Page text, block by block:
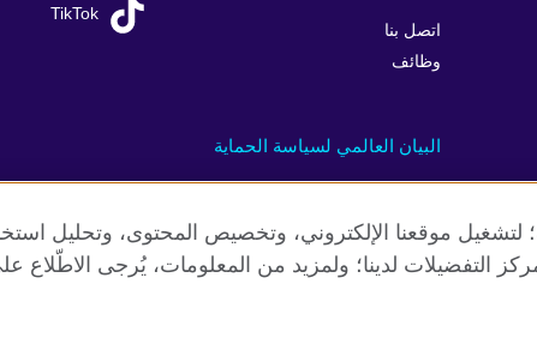
اتصل بنا
وظائف
البيان العالمي لسياسة الحماية
TikTok
ملفات تعريف الإرتباط خارطة الموقع
لتشغيل موقعنا الإلكتروني، وتخصيص المحتوى، وتحليل
التفضيلات لدينا؛ ولمزيد من المعلومات، يُرجى الاطّلاع